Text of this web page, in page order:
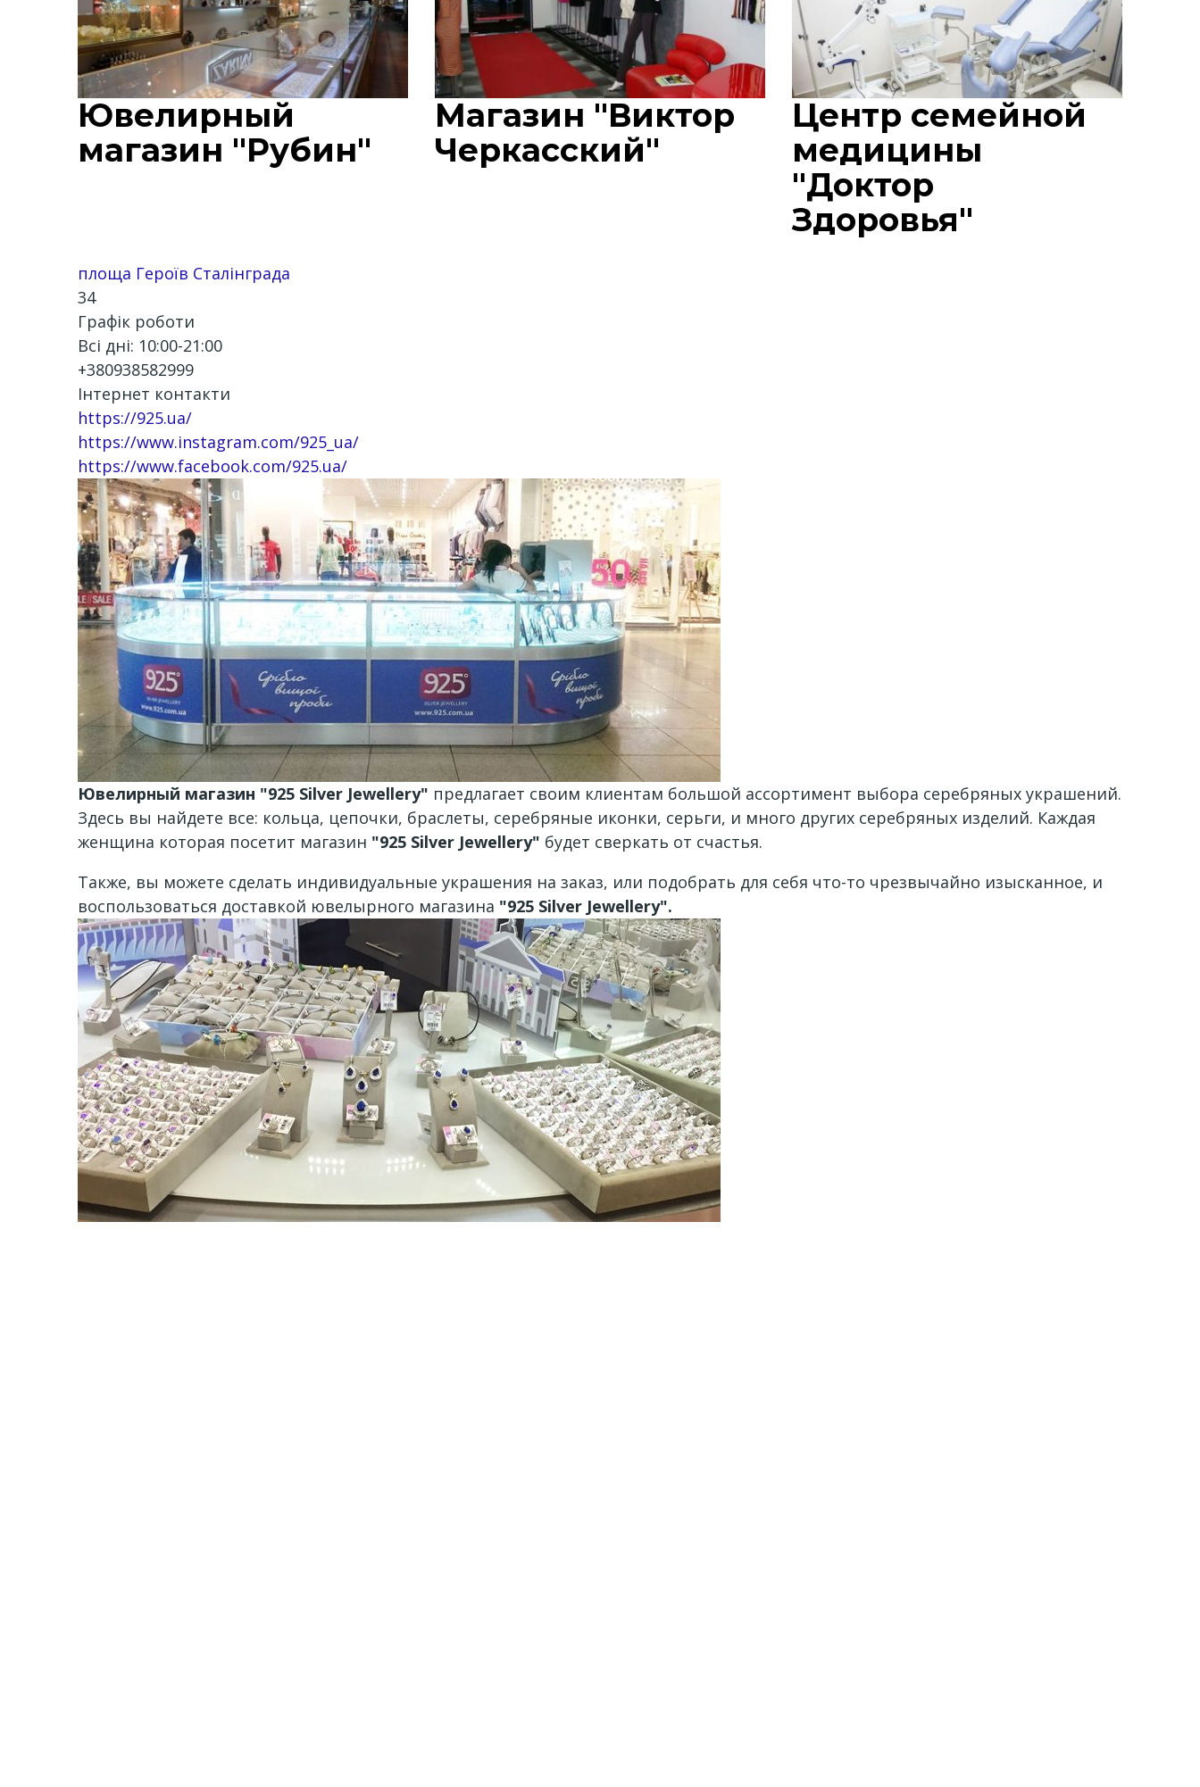
Ювелирный
магазин "Рубин"
Магазин "Виктор
Черкасский"
Центр семейной
медицины
"Доктор
Здоровья"
площа Героїв Сталінграда
34
Графік роботи
Всі дні: 10:00-21:00
+380938582999
Інтернет контакти
https://925.ua/
https://www.instagram.com/925_ua/
https://www.facebook.com/925.ua/
Ювелирный магазин "925 Silver Jewellery" предлагает своим клиентам большой ассортимент выбора серебряных украшений.
Здесь вы найдете все: кольца, цепочки, браслеты, серебряные иконки, серьги, и много других серебряных изделий. Каждая
женщина которая посетит магазин "925 Silver Jewellery" будет сверкать от счастья.
Также, вы можете сделать индивидуальные украшения на заказ, или подобрать для себя что-то чрезвычайно изысканное, и
воспользоваться доставкой ювелырного магазина "925 Silver Jewellery".